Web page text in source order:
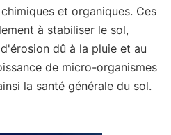
et organiques. Ces
à stabiliser le sol,
dû à la pluie et au
de micro-organismes
la santé générale du sol.